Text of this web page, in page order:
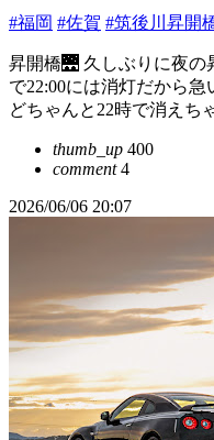
#福岡 #佐賀 #筑後川昇開
昇開橋🌉 久しぶりに夜の
で22:00には消灯だから
どちゃんと22時で消えち
thumb_up 400
comment4
2026/06/06 20:07